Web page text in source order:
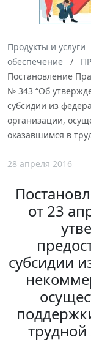
Продукты и услуги
обеспечение
Постановление
№ 343 “Об
субсидии из
организации,
оказавшимся в
28 апреля 2016
от 23
субсидии